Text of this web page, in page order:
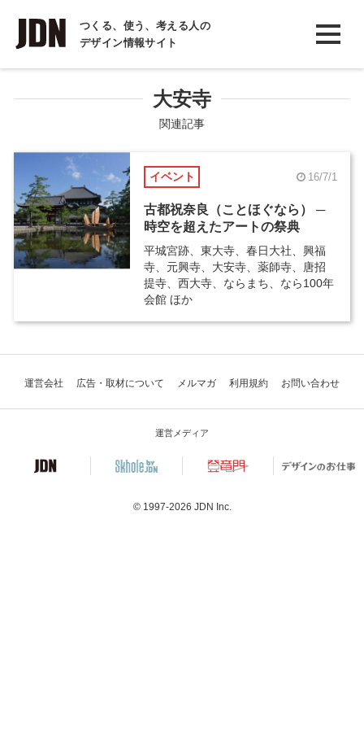
つくる、使う、考える人の
デザイン情報サイト
INTERVIEW
インタビュー
COLUMN
コラム
大安寺
関連記事
イベント 16/7/1
古都祝奈良（ことほぐなら） ─
時空を超えたアートの祭典
平城宮跡、東大寺、春日大社、興福
寺、元興寺、大安寺、薬師寺、唐招
提寺、西大寺、ならまち、なら100年
会館 ほか
運営会社 広告・取材について メルマガ 利用規約 お問い合わせ
運営メディア
© 1997-2026 JDN Inc.